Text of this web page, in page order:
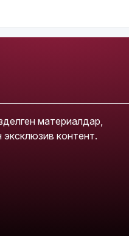
материалдар,
эксклюзив контент.